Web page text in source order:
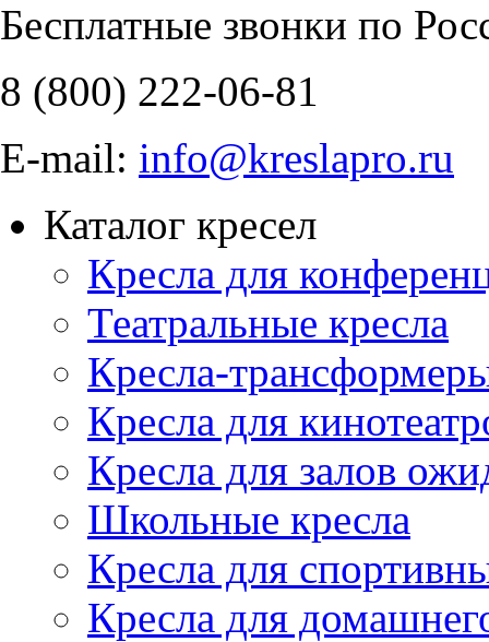
Бесплатные звонки по
8 (800) 222-06-81
E-mail: info@kreslapro.ru
Каталог кресел
Кресла для
Театральные кресла
Кресла-
Кресла для
Кресла для залов
Школьные кресла
Кресла для
Кресла для